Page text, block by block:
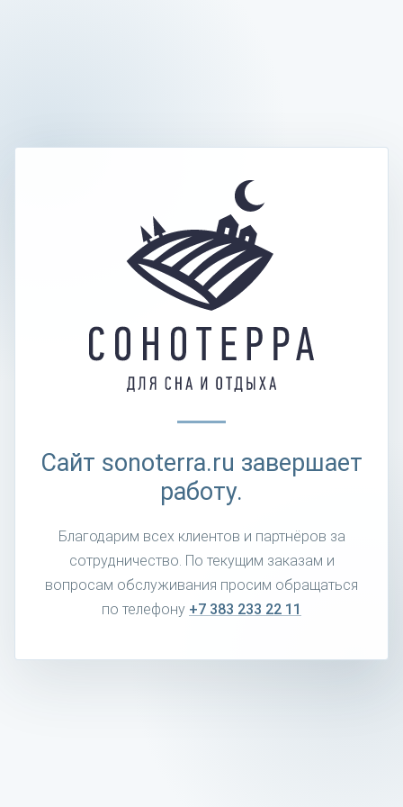
Сайт sonoterra.ru завершает
работу.
Благодарим всех клиентов и партнёров за
сотрудничество. По текущим заказам и
вопросам обслуживания просим обращаться
по телефону +7 383 233 22 11